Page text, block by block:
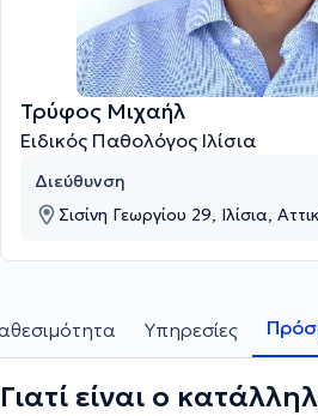
Τρύφος Μιχαήλ
Ειδικός Παθολόγος Ιλίσια
Διεύθυνση
Σισίνη Γεωργίου 29, Ιλίσια,
Υπηρεσίες
Γιατί είναι ο